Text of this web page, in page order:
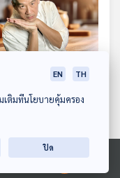
ย
หารต้นตำรับ ผสาน
ข้างเตาถ่าน
EN TH
เติมที่นโยบายคุ้มครอง
ปิด